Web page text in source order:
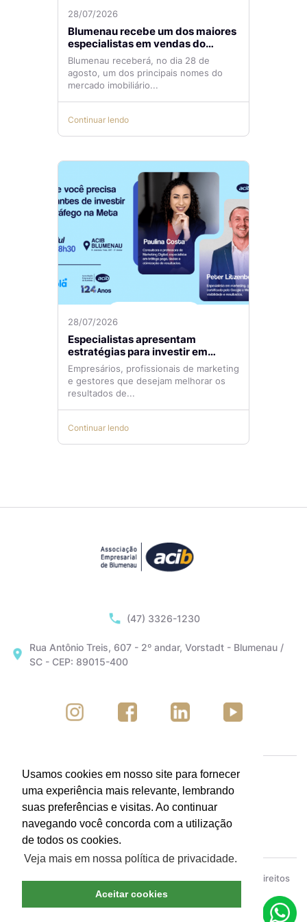
28/07/2026
Blumenau recebe um dos maiores
especialistas em vendas do
mercado imobiliário
Blumenau receberá, no dia 28 de
agosto, um dos principais nomes do
mercado imobiliário...
Continuar lendo
28/07/2026
Especialistas apresentam
estratégias para investir em
tráfego pago com mais eficiência
Empresários, profissionais de marketing
e gestores que desejam melhorar os
resultados de...
Continuar lendo
(47) 3326-1230
Rua Antônio Treis, 607 - 2º andar, Vorstadt - Blumenau /
SC - CEP: 89015-400
ACIB - Associação Empresarial de Blumenau © Todos os direitos
reservados.Política de Privacidade
Usamos cookies em nosso site para fornecer
uma experiência mais relevante, lembrando
suas preferências e visitas. Ao continuar
navegando você concorda com a utilização
de todos os cookies.
Veja mais em nossa política de privacidade.
Aceitar cookies